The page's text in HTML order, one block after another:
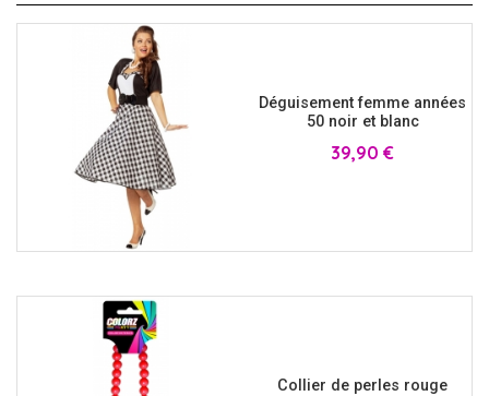
Déguisement femme années
50 noir et blanc
Prix
39,90 €
Collier de perles rouge